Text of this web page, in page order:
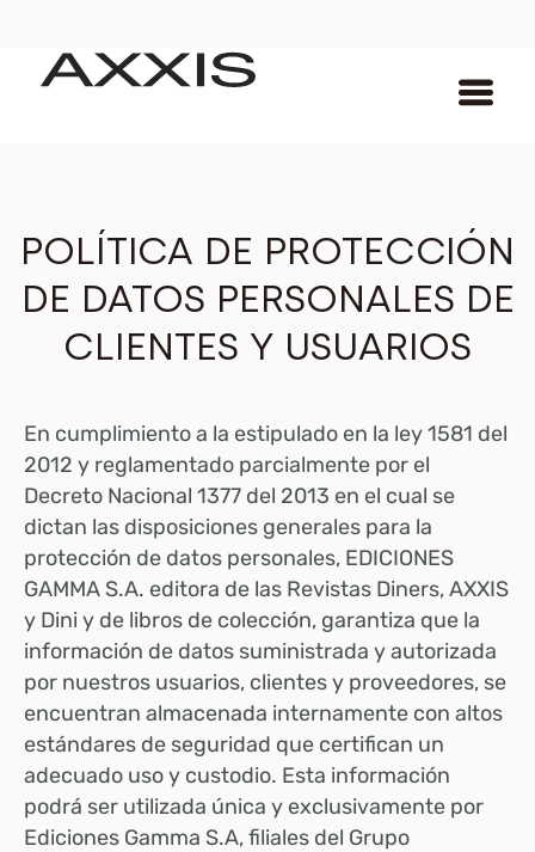
POLÍTICA DE PROTECCIÓN
DE DATOS PERSONALES DE
CLIENTES Y USUARIOS
En cumplimiento a la estipulado en la ley 1581 del
2012 y reglamentado parcialmente por el
Decreto Nacional 1377 del 2013 en el cual se
dictan las disposiciones generales para la
protección de datos personales, EDICIONES
GAMMA S.A. editora de las Revistas Diners, AXXIS
y Dini y de libros de colección, garantiza que la
información de datos suministrada y autorizada
por nuestros usuarios, clientes y proveedores, se
encuentran almacenada internamente con altos
estándares de seguridad que certifican un
adecuado uso y custodio. Esta información
podrá ser utilizada única y exclusivamente por
Ediciones Gamma S.A, filiales del Grupo